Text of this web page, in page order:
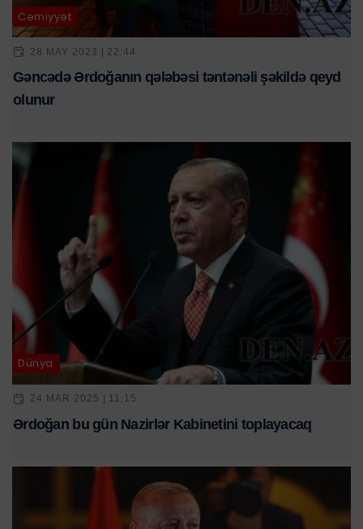
Cəmiyyət
28 MAY 2023 | 22:44
Gəncədə Ərdoğanın qələbəsi təntənəli şəkildə qeyd
olunur
Dünya
24 MAR 2025 | 11:15
Ərdoğan bu gün Nazirlər Kabinetini toplayacaq